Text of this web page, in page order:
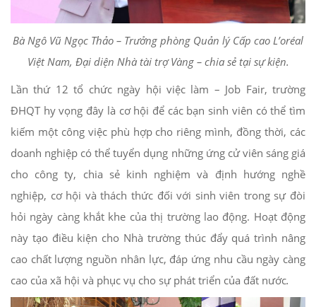
Bà Ngô Vũ Ngọc Thảo – Trưởng phòng Quản lý Cấp cao L’oréal
Việt Nam, Đại diện Nhà tài trợ Vàng – chia sẻ tại sự kiện.
Lần thứ 12 tổ chức ngày hội việc làm – Job Fair, trường
ĐHQT hy vọng đây là cơ hội để các bạn sinh viên có thể tìm
kiếm một công việc phù hợp cho riêng mình, đồng thời, các
doanh nghiệp có thể tuyển dụng những ứng cử viên sáng giá
cho công ty, chia sẻ kinh nghiệm và định hướng nghề
nghiệp, cơ hội và thách thức đối với sinh viên trong sự đòi
hỏi ngày càng khắt khe của thị trường lao động. Hoạt động
này tạo điều kiện cho Nhà trường thúc đẩy quá trình nâng
cao chất lượng nguồn nhân lực, đáp ứng nhu cầu ngày càng
cao của xã hội và phục vụ cho sự phát triển của đất nước.